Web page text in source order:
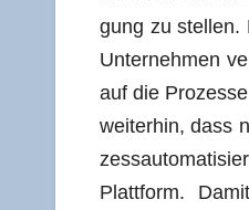
gung zu stel­len.
Unter­neh­men
auf die
wei­ter­hin, dass
Platt­form.